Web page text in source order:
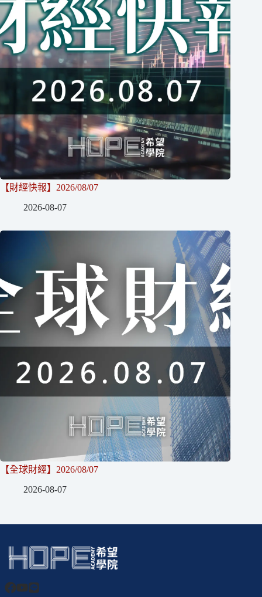
【財經快報】2026/08/07
2026-08-07
【全球財經】2026/08/07
2026-08-07